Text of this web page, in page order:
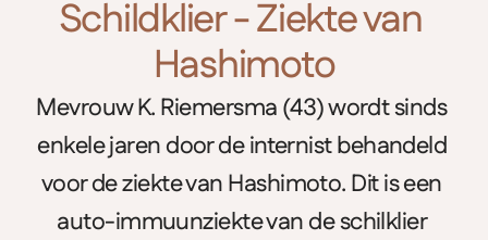
Schildklier - Ziekte van
Hashimoto
Mevrouw K. Riemersma (43) wordt sinds
enkele jaren door de internist behandeld
voor de ziekte van Hashimoto. Dit is een
auto-immuunziekte van de schilklier